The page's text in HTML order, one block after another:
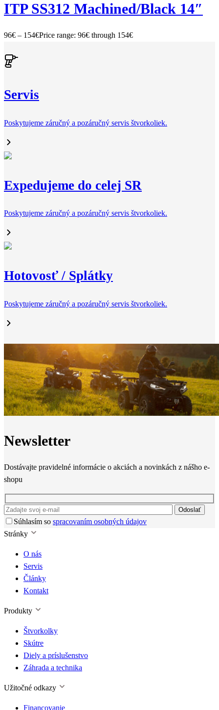
ITP SS312 Machined/Black 14″
96€ – 154€Price range: 96€ through 154€
Servis
Poskytujeme záručný a pozáručný servis štvorkoliek.
Expedujeme do celej SR
Poskytujeme záručný a pozáručný servis štvorkoliek.
Hotovosť / Splátky
Poskytujeme záručný a pozáručný servis štvorkoliek.
Newsletter
Dostávajte pravidelné informácie o akciách a novinkách z nášho e-
shopu
Odoslať
Súhlasím so spracovaním osobných údajov
Stránky
O nás
Servis
Články
Kontakt
Produkty
Štvorkolky
Skútre
Diely a príslušenstvo
Záhrada a technika
Užitočné odkazy